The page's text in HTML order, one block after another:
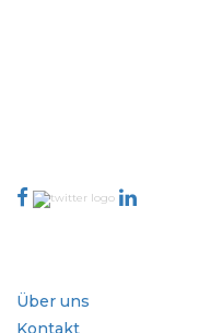
Über uns
Kontakt